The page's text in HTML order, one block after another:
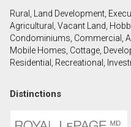
Rural, Land Development,
Agricultural, Vacant Land,
Condominiums, Commercial,
Mobile Homes, Cottage,
Residential, Recreational,
Distinctions